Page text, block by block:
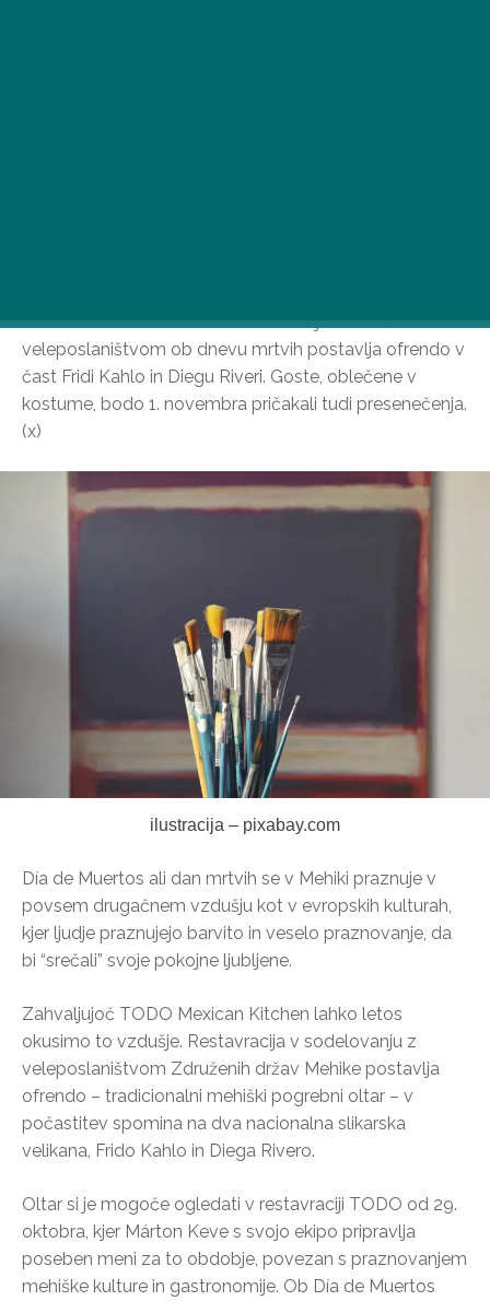
TODO Mexican Kitchen v sodelovanju z mehiškim
veleposlaništvom ob dnevu mrtvih postavlja ofrendo v
čast Fridi Kahlo in Diegu Riveri. Goste, oblečene v
kostume, bodo 1. novembra pričakali tudi presenečenja.
(x)
ilustracija – pixabay.com
Día de Muertos ali dan mrtvih se v Mehiki praznuje v
povsem drugačnem vzdušju kot v evropskih kulturah,
kjer ljudje praznujejo barvito in veselo praznovanje, da
bi “srečali” svoje pokojne ljubljene.
Zahvaljujoč TODO Mexican Kitchen lahko letos
okusimo to vzdušje. Restavracija v sodelovanju z
veleposlaništvom Združenih držav Mehike postavlja
ofrendo – tradicionalni mehiški pogrebni oltar – v
počastitev spomina na dva nacionalna slikarska
velikana, Frido Kahlo in Diega Rivero.
Oltar si je mogoče ogledati v restavraciji TODO od 29.
oktobra, kjer Márton Keve s svojo ekipo pripravlja
poseben meni za to obdobje, povezan s praznovanjem
mehiške kulture in gastronomije. Ob Día de Muertos